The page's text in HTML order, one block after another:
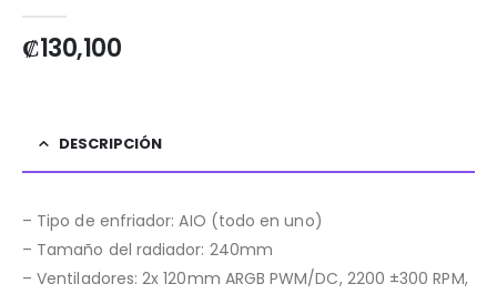
₡130,100
DESCRIPCIÓN
– Tipo de enfriador: AIO (todo en uno)
– Tamaño del radiador: 240mm
– Ventiladores: 2x 120mm ARGB PWM/DC, 2200 ±300 RPM,